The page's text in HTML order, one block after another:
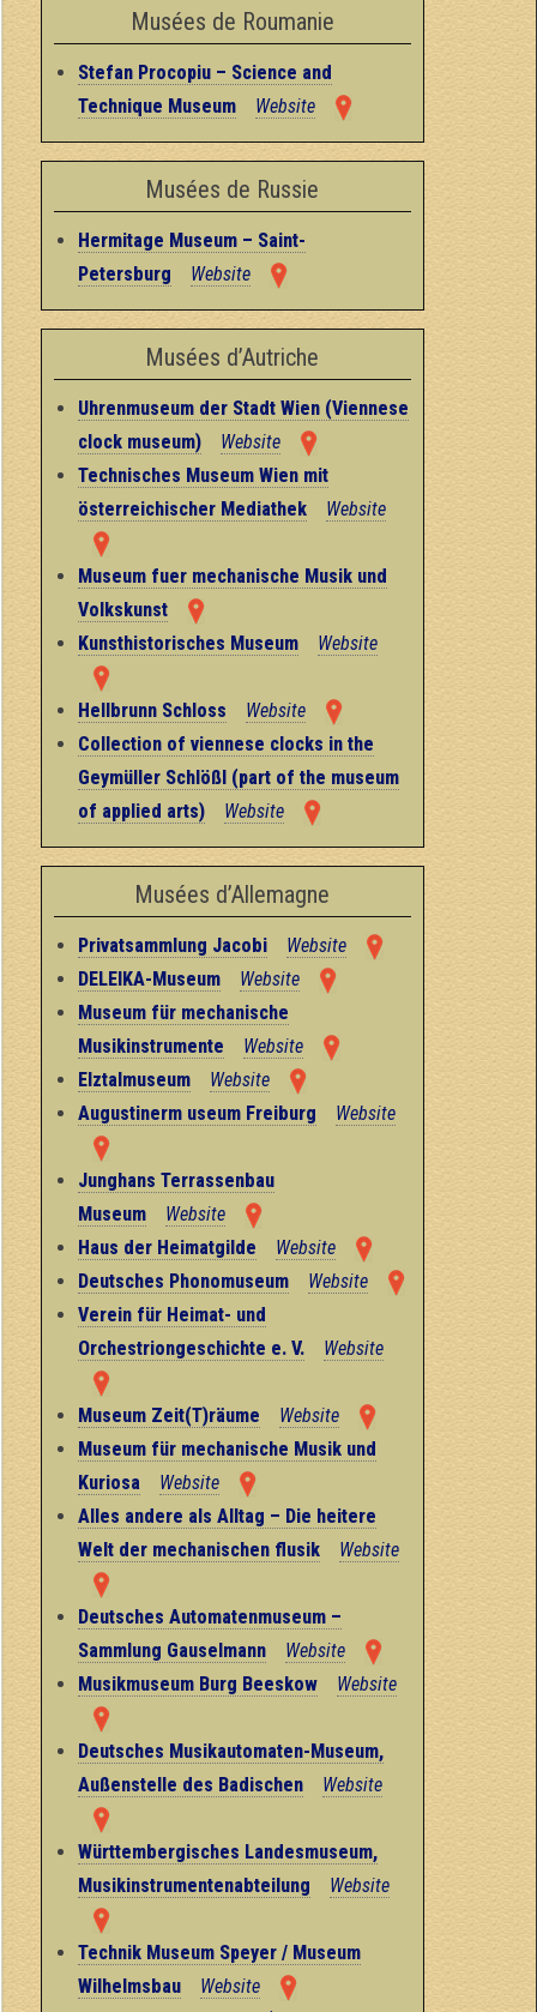
Musées de Roumanie
Stefan Procopiu – Science and
Technique Museum
Website
Musées de Russie
Hermitage Museum – Saint-
Petersburg
Website
Musées d’Autriche
Uhrenmuseum der Stadt Wien (Viennese
clock museum)
Website
Technisches Museum Wien mit
österreichischer Mediathek
Website
Museum fuer mechanische Musik und
Volkskunst
Kunsthistorisches Museum
Website
Hellbrunn Schloss
Website
Collection of viennese clocks in the
Geymüller Schlößl (part of the museum
of applied arts)
Website
Musées d’Allemagne
Privatsammlung Jacobi
Website
DELEIKA-Museum
Website
Museum für mechanische
Musikinstrumente
Website
Elztalmuseum
Website
Augustinerm useum Freiburg
Website
Junghans Terrassenbau
Museum
Website
Haus der Heimatgilde
Website
Deutsches Phonomuseum
Website
Verein für Heimat- und
Orchestriongeschichte e. V.
Website
Museum Zeit(T)räume
Website
Museum für mechanische Musik und
Kuriosa
Website
Alles andere als Alltag – Die heitere
Welt der mechanischen flusik
Website
Deutsches Automatenmuseum –
Sammlung Gauselmann
Website
Musikmuseum Burg Beeskow
Website
Deutsches Musikautomaten-Museum,
Außenstelle des Badischen
Website
Württembergisches Landesmuseum,
Musikinstrumentenabteilung
Website
Technik Museum Speyer / Museum
Wilhelmsbau
Website